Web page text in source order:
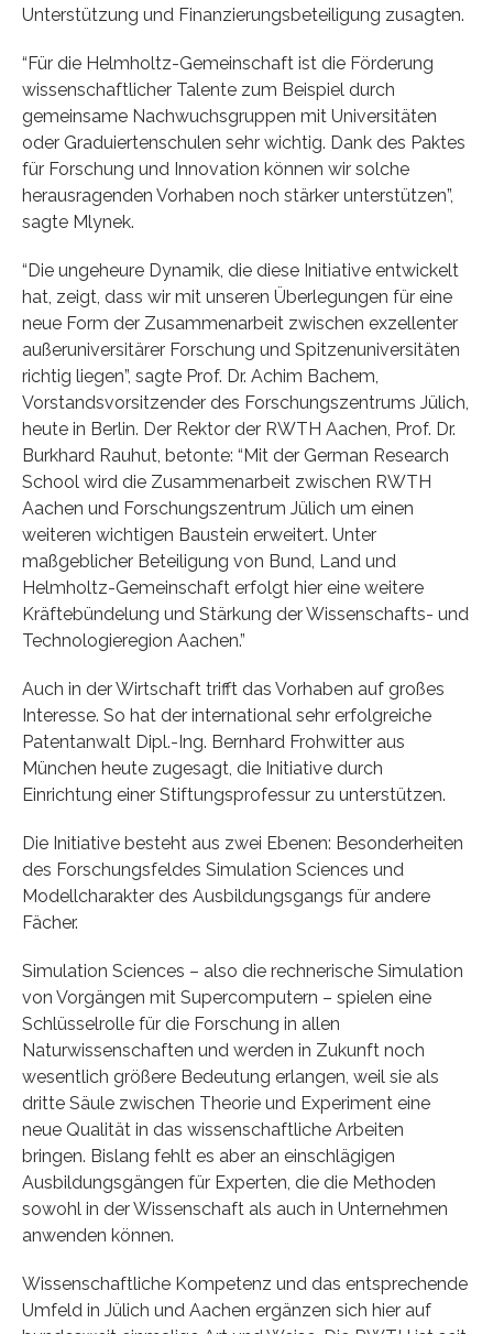
Unterstützung und Finanzierungsbeteiligung zusagten.
“Für die Helmholtz-Gemeinschaft ist die Förderung
wissenschaftlicher Talente zum Beispiel durch
gemeinsame Nachwuchsgruppen mit Universitäten
oder Graduiertenschulen sehr wichtig. Dank des Paktes
für Forschung und Innovation können wir solche
herausragenden Vorhaben noch stärker unterstützen”,
sagte Mlynek.
“Die ungeheure Dynamik, die diese Initiative entwickelt
hat, zeigt, dass wir mit unseren Überlegungen für eine
neue Form der Zusammenarbeit zwischen exzellenter
außeruniversitärer Forschung und Spitzenuniversitäten
richtig liegen”, sagte Prof. Dr. Achim Bachem,
Vorstandsvorsitzender des Forschungszentrums Jülich,
heute in Berlin. Der Rektor der RWTH Aachen, Prof. Dr.
Burkhard Rauhut, betonte: “Mit der German Research
School wird die Zusammenarbeit zwischen RWTH
Aachen und Forschungszentrum Jülich um einen
weiteren wichtigen Baustein erweitert. Unter
maßgeblicher Beteiligung von Bund, Land und
Helmholtz-Gemeinschaft erfolgt hier eine weitere
Kräftebündelung und Stärkung der Wissenschafts- und
Technologieregion Aachen.”
Auch in der Wirtschaft trifft das Vorhaben auf großes
Interesse. So hat der international sehr erfolgreiche
Patentanwalt Dipl.-Ing. Bernhard Frohwitter aus
München heute zugesagt, die Initiative durch
Einrichtung einer Stiftungsprofessur zu unterstützen.
Die Initiative besteht aus zwei Ebenen: Besonderheiten
des Forschungsfeldes Simulation Sciences und
Modellcharakter des Ausbildungsgangs für andere
Fächer.
Simulation Sciences – also die rechnerische Simulation
von Vorgängen mit Supercomputern – spielen eine
Schlüsselrolle für die Forschung in allen
Naturwissenschaften und werden in Zukunft noch
wesentlich größere Bedeutung erlangen, weil sie als
dritte Säule zwischen Theorie und Experiment eine
neue Qualität in das wissenschaftliche Arbeiten
bringen. Bislang fehlt es aber an einschlägigen
Ausbildungsgängen für Experten, die die Methoden
sowohl in der Wissenschaft als auch in Unternehmen
anwenden können.
Wissenschaftliche Kompetenz und das entsprechende
Umfeld in Jülich und Aachen ergänzen sich hier auf